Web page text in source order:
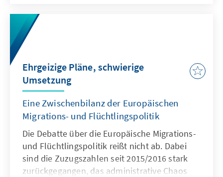
strategy of the EU three years after the
migration and refugee crisis? What arethe
current and future challenges and is the EU
global context and analyses the existing
system – with a focus on the most
recentreforms.
Ehrgeizige Pläne, schwierige
Umsetzung
Eine Zwischenbilanz der Europäischen
Migrations- und Flüchtlingspolitik
Die Debatte über die Europäische Migrations-
und Flüchtlingspolitik reißt nicht ab. Dabei
sind die Zuzugszahlen seit 2015/2016 stark
zurückgegangen, das administrative Chaos